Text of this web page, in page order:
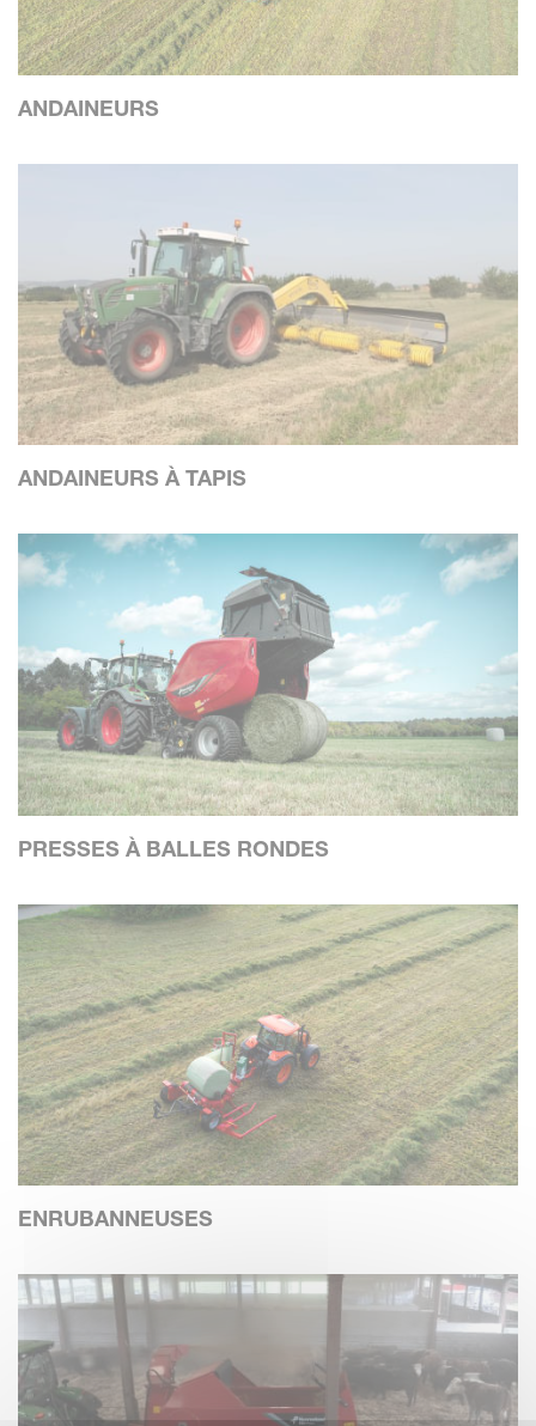
ANDAINEURS
ANDAINEURS À TAPIS
PRESSES À BALLES RONDES
ENRUBANNEUSES